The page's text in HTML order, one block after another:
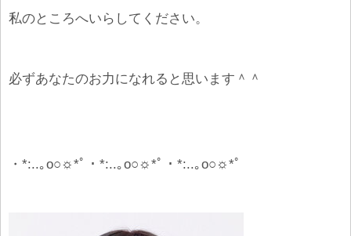
私のところへいらしてください。
必ずあなたのお力になれると思います＾＾
・*:..｡o○☼*ﾟ・*:..｡o○☼*ﾟ・*:..｡o○☼*ﾟ